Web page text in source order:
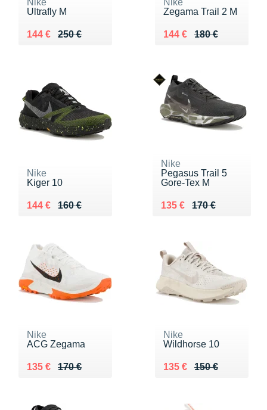
Nike
Ultrafly M
250 €
Au lieu de 250 €
144 €
Vendu 144 €
Nike
Zegama Trail 2 M
180 €
Au lieu de 180 €
144 €
Vendu 144 €
Nike
Kiger 10
160 €
Au lieu de 160 €
144 €
Vendu 144 €
Nike
Pegasus Trail 5
Gore-Tex M
170 €
Au lieu de 170 €
135 €
Vendu 135 €
Nike
ACG Zegama
170 €
Au lieu de 170 €
135 €
Vendu 135 €
Nike
Wildhorse 10
150 €
Au lieu de 150 €
135 €
Vendu 135 €